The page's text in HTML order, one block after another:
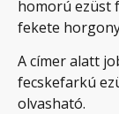
homorú ezüst
fekete
A címer alatt
fecskefarkú
olvasható.